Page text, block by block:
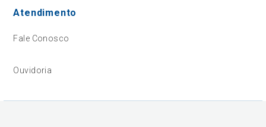
Atendimento
Fale Conosco
Ouvidoria